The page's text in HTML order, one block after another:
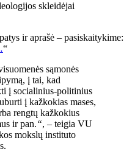
skleidėjai
ir aprašė – pasiskaitykime:
“
sąmonės
į tai, kad
į socialinius-politinius
į kažkokias mases,
rengtų kažkokius
ir pan.“, – teigia VU
mokslų instituto